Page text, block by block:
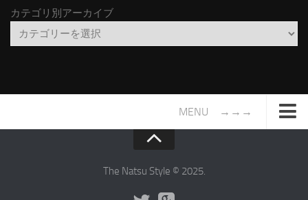
カテゴリ別アーカイブ
MENU →→→
The Natsu Style © 2025.